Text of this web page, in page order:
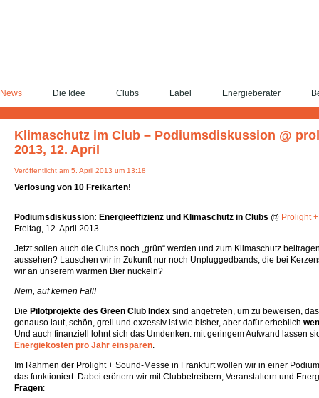
News Die Idee Clubs Label Energieberater
Klimaschutz im Club – Podiumsdiskussion @
2013, 12. April
Veröffentlicht am 5. April 2013 um 13:18
Verlosung von 10 Freikarten!
Podiumsdiskussion: Energieeffizienz und Klimaschutz in Clubs @ Prolight
Freitag, 12. April 2013
Jetzt sollen auch die Clubs noch „grün“ werden und zum Klimaschutz
aussehen? Lauschen wir in Zukunft nur noch Unpluggedbands, die bei
wir an unserem warmen Bier nuckeln?
Nein, auf keinen Fall!
Die Pilotprojekte des Green Club Index sind angetreten, um zu beweisen,
genauso laut, schön, grell und exzessiv ist wie bisher, aber dafür erheblich
Und auch finanziell lohnt sich das Umdenken: mit geringem Aufwand lassen
Energiekosten pro Jahr einsparen.
Im Rahmen der Prolight + Sound-Messe in Frankfurt wollen wir in einer
das funktioniert. Dabei erörtern wir mit Clubbetreibern, Veranstaltern und
Fragen: